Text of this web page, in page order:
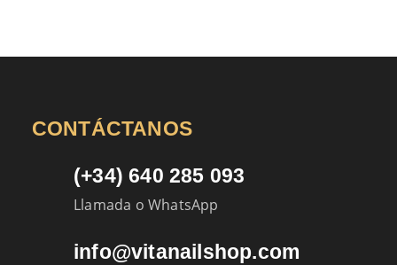
CONTÁCTANOS
(+34) 640 285 093
Llamada o WhatsApp
info@vitanailshop.com